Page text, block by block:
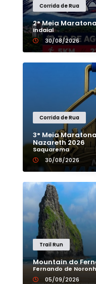
Corrida de Rua
2° Meia
Indaial
30/08/2026
Corrida de Rua
3° Meia
Nazareth 2026
Saquarema
30/08/2026
Trail Run
Mountain do
Fernando de
05/09/2026